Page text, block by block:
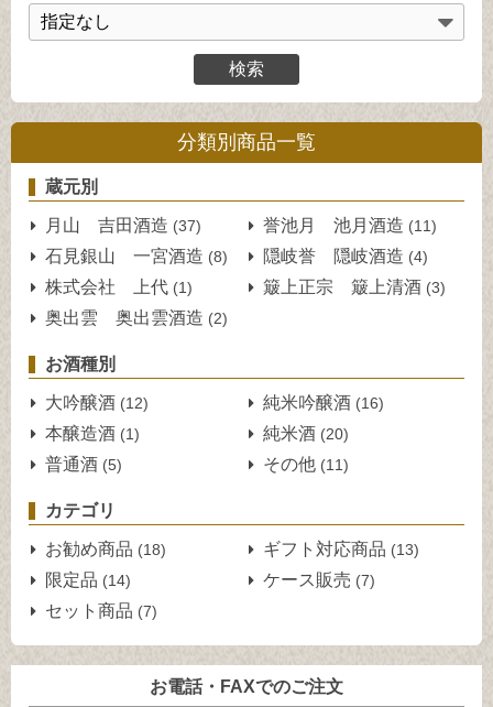
分類別商品一覧
蔵元別
月山 吉田酒造 (37) 誉池月 池月酒造 (11)
石見銀山 一宮酒造 (8) 隠岐誉 隠岐酒造 (4)
株式会社 上代 (1) 簸上正宗 簸上清酒 (3)
奥出雲 奥出雲酒造 (2)
お酒種別
大吟醸酒 (12) 純米吟醸酒 (16)
本醸造酒 (1) 純米酒 (20)
普通酒 (5) その他 (11)
カテゴリ
お勧め商品 (18) ギフト対応商品 (13)
限定品 (14) ケース販売 (7)
セット商品 (7)
お電話・FAXでのご注文